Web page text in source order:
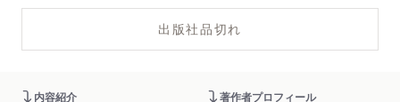
出版社品切れ
内容紹介 著作者プロフィール